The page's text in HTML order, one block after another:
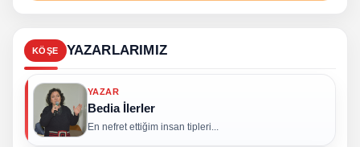
KÖŞE YAZARLARIMIZ
YAZAR
Bedia İlerler
En nefret ettiğim insan tipleri...